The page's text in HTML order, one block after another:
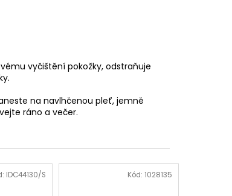
vyčištění pokožky, odstraňuje
na navlhčenou pleť, jemně
ráno a večer.
IDC44130/S Kód: 1028135